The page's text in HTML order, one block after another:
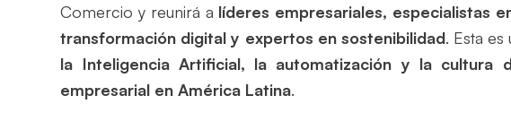
Comercio y reunirá a líderes empresariales, especialistas
transformación digital y expertos en sostenibilidad. Esta es
la Inteligencia Artificial, la automatización y la cultura
empresarial en América Latina.